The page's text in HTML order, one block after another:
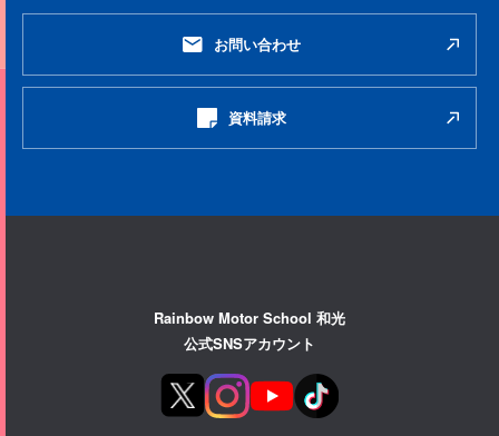
お問い合わせ
資料請求
Rainbow Motor School 和光
公式SNSアカウント